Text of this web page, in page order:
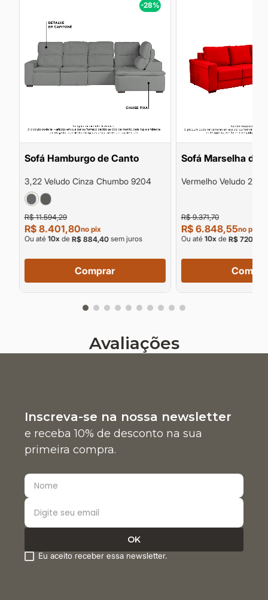
-28%
Sofá Hamburgo de Canto
3,22 Veludo Cinza Chumbo 9204
R$ 11.594,29
R$ 8.401,80no pix
Ou até 10xde R$ 884,40sem juros
Comprar
Sofá Marselha de
Vermelho Veludo
R$ 9.371,70
R$ 6.848,55no pix
Ou até 10xde R$ 720,90
Avaliações
Inscreva-se na nossa newsletter
e receba 10% de desconto na sua
primeira compra.
Eu aceito receber essa newsletter.